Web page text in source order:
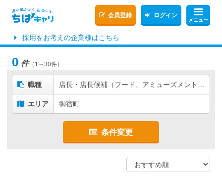
メニュー
会員登録 ログイン
採用をお考えの企業様はこちら
0 件（1～30件）
職種
エリア 御宿町
条件変更